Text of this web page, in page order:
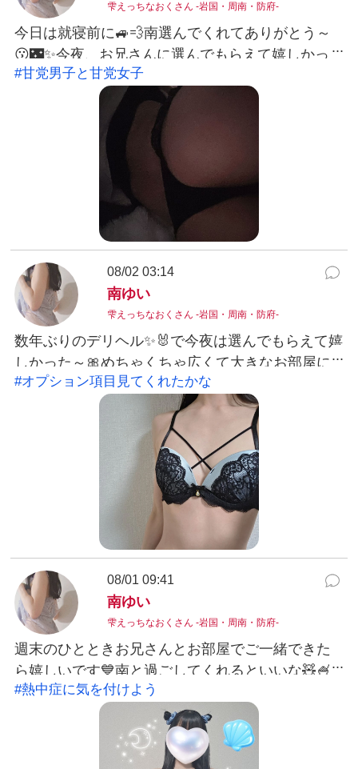
雫えっちなおくさん -岩国・周南・防府-
今日は就寝前に🚙💨南選んでくれてありがとう～
😗🌃✨今夜、お兄さんに選んでもらえて嬉しかっ
たです💕またタイミング合えばお会いしてくださ
い😌終始お話含め楽しかった♡✊😃✊#甘党男子と甘
#甘党男子と甘党女子
08/02 03:14
南ゆい
雫えっちなおくさん -岩国・周南・防府-
数年ぶりのデリヘル✨🐰で今夜は選んでもらえて嬉
しかった～🎀めちゃくちゃ広くて大きなお部屋に
ご招待していただけて感謝です✨サウナ好きなとこ
ろも知っててもらえたのも嬉しかったぁ🍒🧖✨一緒
に楽しくお話もできて共感すること多かった記憶
強め😗✨またお兄さんのタイミングでお会いして
もらえたら南はハッピーになれます🫧またサウナ
もいつか一緒に５分宜しく😳♡#オプション項目見
てくれたかな？南ゆい
#オプション項目見てくれたかな
08/01 09:41
南ゆい
雫えっちなおくさん -岩国・周南・防府-
週末のひとときお兄さんとお部屋でご一緒できた
ら嬉しいです💙南と過ごしてくれるといいな🧸🍧
🫧8月も宜しくお願いします♡#熱中症に気を付け
#熱中症に気を付けよう